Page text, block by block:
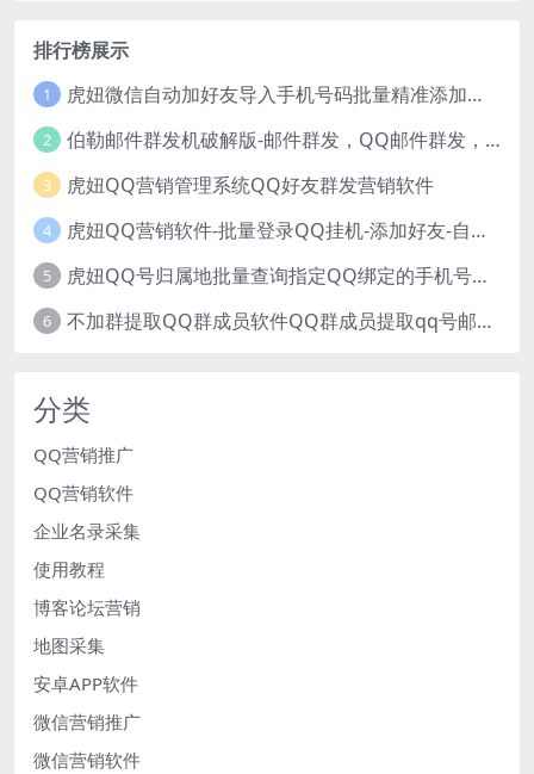
排行榜展示
1 虎妞微信自动加好友导入手机号码批量精准添加客户售营销软件微商工具
2 伯勒邮件群发机破解版-邮件群发，QQ邮件群发，邮件群发软件，伯乐邮件群发工具，邮件群发器
3 虎妞QQ营销管理系统QQ好友群发营销软件
4 虎妞QQ营销软件-批量登录QQ挂机-添加好友-自动加群-群发消息-临时会话
5 虎妞QQ号归属地批量查询指定QQ绑定的手机号软件
6 不加群提取QQ群成员软件QQ群成员提取qq号邮箱软件
分类
QQ营销推广
QQ营销软件
企业名录采集
使用教程
博客论坛营销
地图采集
安卓APP软件
微信营销推广
微信营销软件